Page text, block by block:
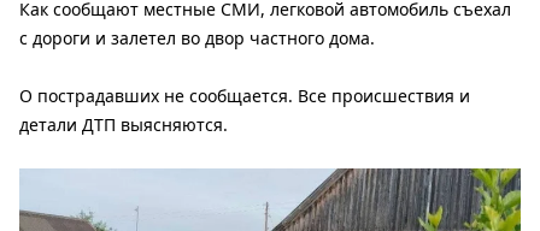
Как сообщают местные СМИ, легковой автомобиль съехал
с дороги и залетел во двор частного дома.
О пострадавших не сообщается. Все происшествия и
детали ДТП выясняются.